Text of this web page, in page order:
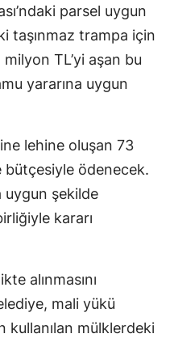
parsel uygun
taşınmaz trampa için
TL’yi aşan bu
yararına uygun
lehine oluşan 73
bütçesiyle ödenecek.
uygun şekilde
kararı
alınmasını
mali yükü
kullanılan mülklerdeki